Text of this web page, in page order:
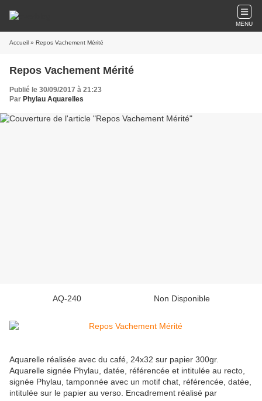
MENU
Accueil » Repos Vachement Mérité
Repos Vachement Mérité
Publié le 30/09/2017 à 21:23
Par Phylau Aquarelles
AQ-240 Non Disponible
Aquarelle réalisée avec du café, 24x32 sur papier 300gr.
Aquarelle signée Phylau, datée, référencée et intitulée au recto,
signée Phylau, tamponnée avec un motif chat, référencée, datée,
intitulée sur le papier au verso. Encadrement réalisé par